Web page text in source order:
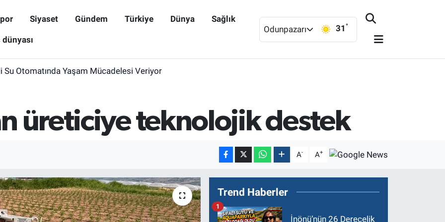
Siyaset Gündem Türkiye Dünya Sağlık
Odunpazarı 31 °
Su Otomatında Yaşam Mücadelesi Veriyor
üreticiye teknolojik destek
A- A+
Trend Haberler
İnönü’nün 26 Derecelik
1